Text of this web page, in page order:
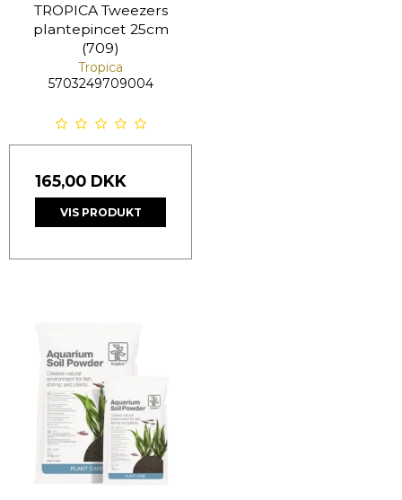
TROPICA Tweezers
plantepincet 25cm
(709)
Tropica
5703249709004
165,00 DKK
VIS PRODUKT